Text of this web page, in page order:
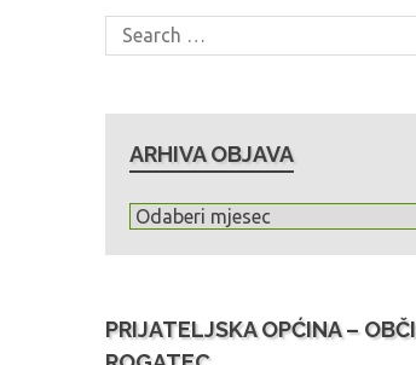
ARHIVA OBJAVA
A
v
PRIJATELJSKA OPĆINA –